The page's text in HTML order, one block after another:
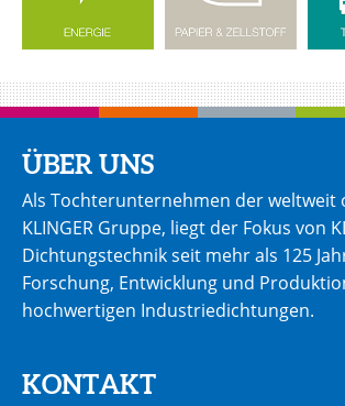
ÜBER UNS
Als Tochterunternehmen der weltweit
KLINGER Gruppe, liegt der Fokus von
Dichtungstechnik seit mehr als 125
Forschung, Entwicklung und
hochwertigen Industriedichtungen.
KONTAKT